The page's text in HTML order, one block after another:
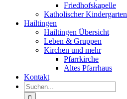
Friedhofskapelle
Katholischer Kindergarten
Hailtingen
Hailtingen Übersicht
Leben & Gruppen
Kirchen und mehr
Pfarrkirche
Altes Pfarrhaus
Kontakt
Suche
nach: